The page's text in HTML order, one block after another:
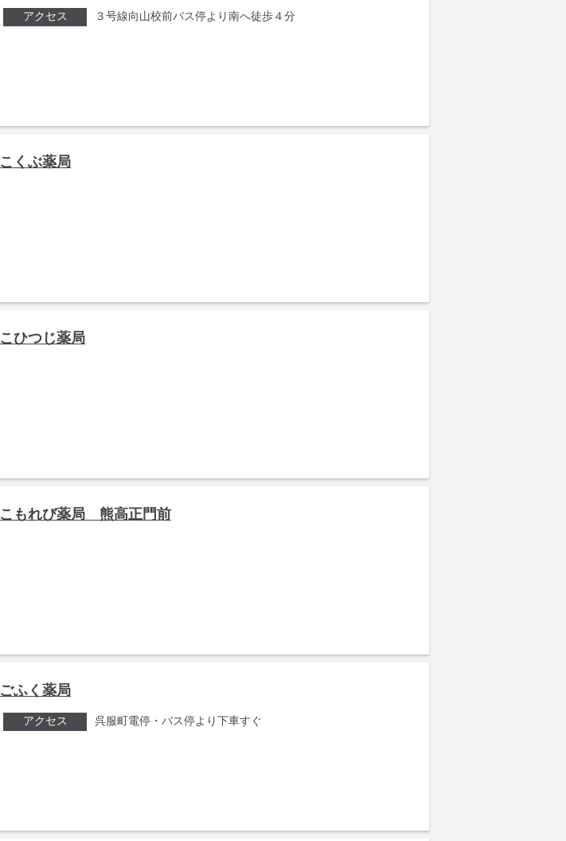
アクセス ３号線向山校前バス停より南へ徒歩４分
こくぶ薬局
こひつじ薬局
こもれび薬局 熊高正門前
ごふく薬局
アクセス 呉服町電停・バス停より下車すぐ